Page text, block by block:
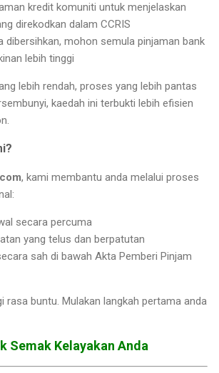
kredit komuniti untuk menjelaskan
direkodkan dalam CCRIS
dibersihkan, mohon semula pinjaman bank
lebih tinggi
lebih rendah, proses yang lebih pantas
kaedah ini terbukti lebih efisien
, kami membantu anda melalui proses
secara percuma
yang telus dan berpatutan
sah di bawah Akta Pemberi Pinjam
rasa buntu. Mulakan langkah pertama anda
Semak Kelayakan Anda